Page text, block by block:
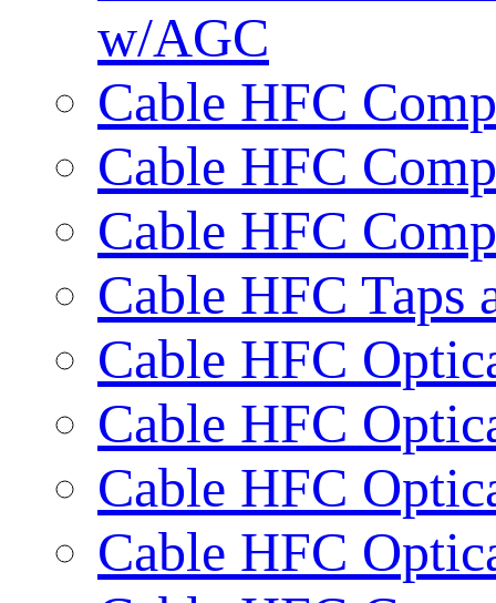
w/AGC
Cable HFC
Cable HFC
Cable HFC
Cable HFC Taps
Cable HFC
Cable HFC
Cable HFC
Cable HFC